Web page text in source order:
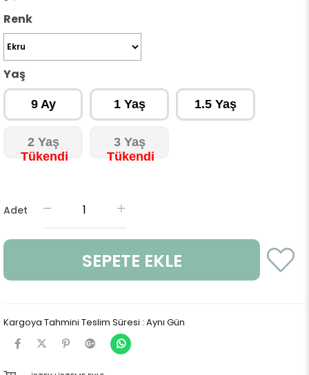
Renk
Yaş
9 Ay 1 Yaş 1.5 Yaş
2 Yaş 3 Yaş
Adet
Kargoya Tahmini Teslim Süresi : Aynı Gün